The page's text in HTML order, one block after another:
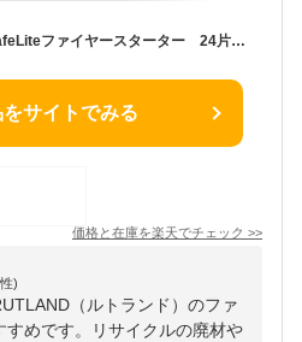
ルトランド（RUTLAND）SafeLiteファイヤースターター 24片 400g
サイトでみる
価格と在庫を楽天でチェック >>
)
（ルトランド）のファ
すめです。リサイクルの廃材や